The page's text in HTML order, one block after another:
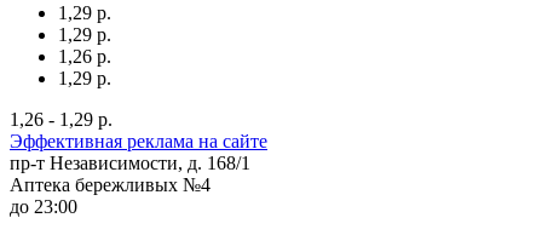
1,29 р.
1,29 р.
1,26 р.
1,29 р.
1,26 - 1,29 р.
Эффективная реклама на сайте
пр-т Независимости, д. 168/1
Аптека бережливых №4
до 23:00